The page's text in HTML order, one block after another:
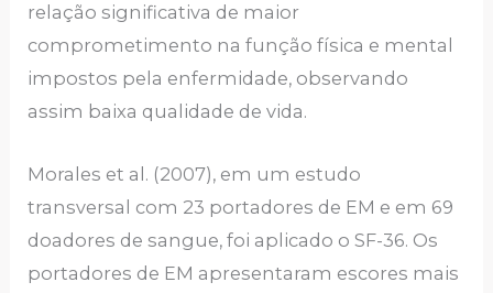
relação significativa de maior
comprometimento na função física e mental
impostos pela enfermidade, observando
assim baixa qualidade de vida.
Morales et al. (2007), em um estudo
transversal com 23 portadores de EM e em 69
doadores de sangue, foi aplicado o SF-36. Os
portadores de EM apresentaram escores mais